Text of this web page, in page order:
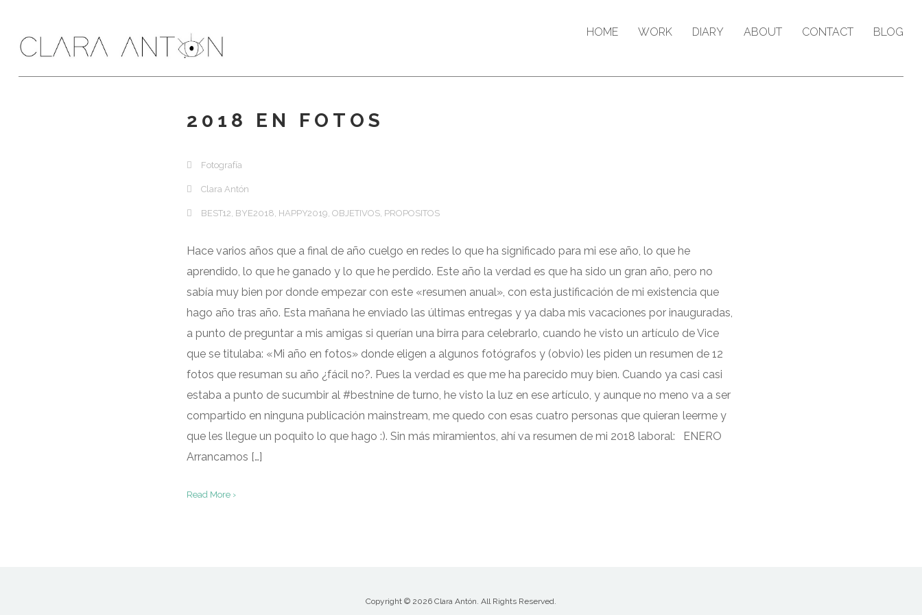
HOME WORK DIARY ABOUT CONTACT BLOG
2018 EN FOTOS
Fotografía
Clara Antón
BEST12, BYE2018, HAPPY2019, OBJETIVOS, PROPOSITOS
Hace varios años que a final de año cuelgo en redes lo que ha significado para mi ese año, lo que he
aprendido, lo que he ganado y lo que he perdido. Este año la verdad es que ha sido un gran año, pero no
sabía muy bien por donde empezar con este «resumen anual», con esta justificación de mi existencia que
hago año tras año. Esta mañana he enviado las últimas entregas y ya daba mis vacaciones por inauguradas,
a punto de preguntar a mis amigas si querían una birra para celebrarlo, cuando he visto un artículo de Vice
que se titulaba: «Mi año en fotos» donde eligen a algunos fotógrafos y (obvio) les piden un resumen de 12
fotos que resuman su año ¿fácil no?. Pues la verdad es que me ha parecido muy bien. Cuando ya casi casi
estaba a punto de sucumbir al #bestnine de turno, he visto la luz en ese artículo, y aunque no meno va a ser
compartido en ninguna publicación mainstream, me quedo con esas cuatro personas que quieran leerme y
que les llegue un poquito lo que hago :). Sin más miramientos, ahí va resumen de mi 2018 laboral: ENERO
Arrancamos […]
Read More ›
Copyright © 2026 Clara Antón. All Rights Reserved.